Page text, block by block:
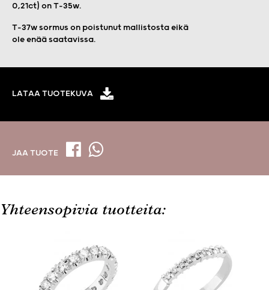
0,21ct) on T-35w.
T-37w sormus on poistunut mallistosta eikä
ole enää saatavissa.
LATAA TUOTEKUVA
JAA TUOTE
Yhteensopivia tuotteita: